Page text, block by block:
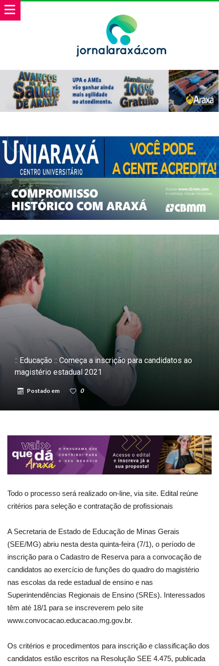
:: Educação :: Começa a inscrição para candidatos ao
magistério estadual 2021
Postado em 0
Todo o processo será realizado on-line, via site. Edital reúne
critérios para seleção e contratação de profissionais
A Secretaria de Estado de Educação de Minas Gerais
(SEE/MG) abriu nesta desta quinta-feira (7/1), o período de
inscrição para o Cadastro de Reserva para a convocação de
candidatos ao exercício de funções do quadro do magistério
nas escolas da rede estadual de ensino e nas
Superintendências Regionais de Ensino (SREs). Interessados
têm até 18/1 para se inscreverem pelo site
www.convocacao.educacao.mg.gov.br.
Os critérios e procedimentos para inscrição e classificação dos
candidatos estão escritos na Resolução SEE 4.475, publicada